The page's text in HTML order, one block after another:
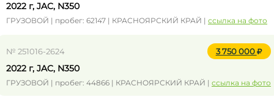
2022 г, JAC, N350
ГРУЗОВОЙ | пробег: 62147 | КРАСНОЯРСКИЙ КРАЙ | ссылка на фото
№ 251016-2624 3 750 000
2022 г, JAC, N350
ГРУЗОВОЙ | пробег: 44866 | КРАСНОЯРСКИЙ КРАЙ | ссылка на фото